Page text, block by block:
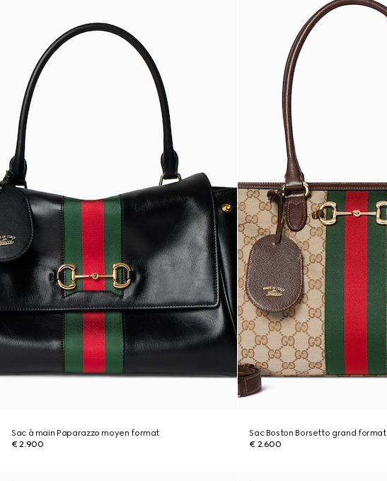
Sac à main Paparazzo moyen format
€ 2.900
Sac Boston Borsetto grand format
€ 2.600